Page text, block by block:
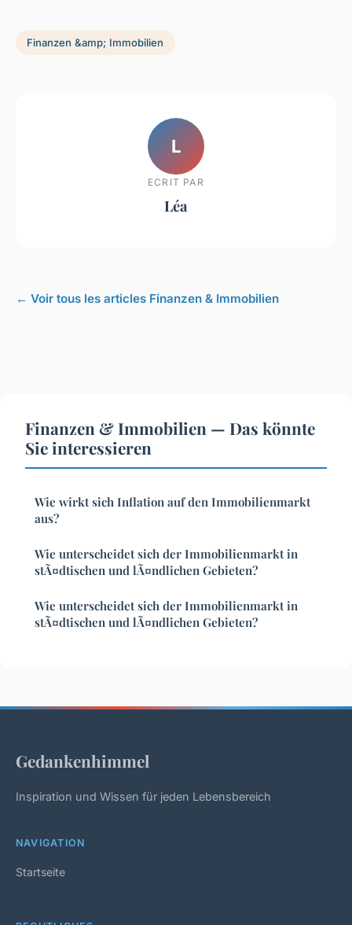
Finanzen &amp; Immobilien
L
ECRIT PAR
Léa
← Voir tous les articles Finanzen & Immobilien
Finanzen & Immobilien — Das könnte
Sie interessieren
Wie wirkt sich Inflation auf den Immobilienmarkt
aus?
Wie unterscheidet sich der Immobilienmarkt in
stÃ¤dtischen und lÃ¤ndlichen Gebieten?
Wie unterscheidet sich der Immobilienmarkt in
stÃ¤dtischen und lÃ¤ndlichen Gebieten?
Gedankenhimmel
Inspiration und Wissen für jeden Lebensbereich
NAVIGATION
Startseite